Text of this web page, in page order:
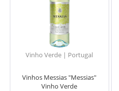
Vinho Verde | Portugal
Vinhos Messias "Messias"
Vinho Verde